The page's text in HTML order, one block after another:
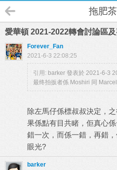
拖肥
愛華頓 2021-2022轉會討論區
Forever_Fan
2021-6-3 22:08:25
引用: barker 發表於 2021-6-3
最终拍扳者係 Moshiri 同
除左馬仔係標叔叔決定，
果係點有目共睹，佢真心
錯一次，而係一錯，再錯
眼光?
barker